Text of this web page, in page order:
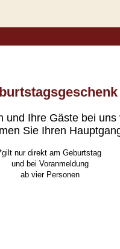
und Ihre Gäste bei uns
Sie Ihren
nur direkt am Geburtstag
und bei Voranmeldung
ab vier Personen